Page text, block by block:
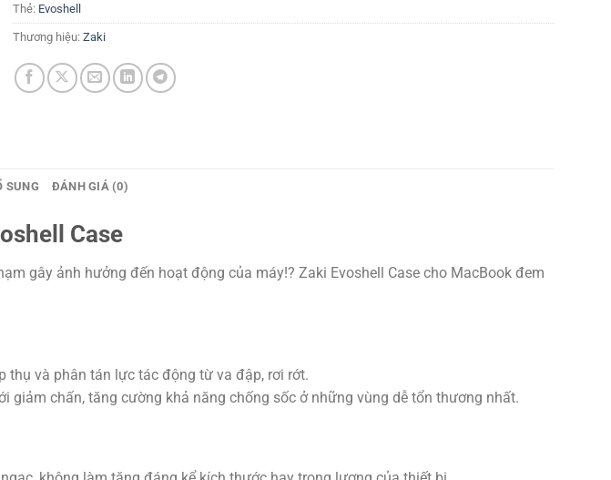
Thẻ: Evoshell
Thương hiệu: Zaki
SUNG ĐÁNH GIÁ (0)
Case
gây ảnh hưởng đến hoạt động của máy!? Zaki Evoshell Case cho MacBook đem
thụ và phân tán lực tác động từ va đập, rơi rớt.
chấn, tăng cường khả năng chống sốc ở những vùng dễ tổn thương nhất.